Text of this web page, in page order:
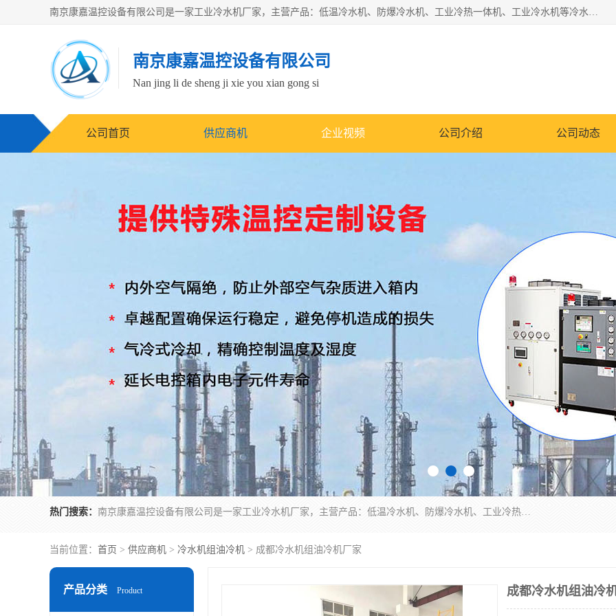
南京康嘉温控设备有限公司是一家工业冷水机厂家，主营产品：低温冷水机、防爆冷水机、工业冷热一体机、工业冷水机等冷水机，公司依托南京工业大学的技术，汇集众多业内技术，不断管理模式，使得我们的产品始终处于国内成员之一水平，在业界享有很高赞誉，是欧洲、北美、中东、东南亚等多个国家和地区。
南京康嘉温控设备有限公司
Nan jing li de sheng ji xie you xian gong si
公司首页 供应商机 企业视频 公司介绍 公司动态
热门搜索： 南京康嘉温控设备有限公司是一家工业冷水机厂家，主营产品：低温冷水机、防爆冷水机、工业冷热一体机、工业冷水机等冷水机，公司依托南京工业大学的技术，汇集众多业内技术，不断管理模式，使得我们的产品始终处于国内成员之一水平，在业界享有很高赞誉，是欧洲、北美、中东、东南亚等多个国家和地区。
当前位置： 首页 > 供应商机 > 冷水机组油冷机 > 成都冷水机组油冷机厂家
产品分类 Product 成都冷水机组油冷